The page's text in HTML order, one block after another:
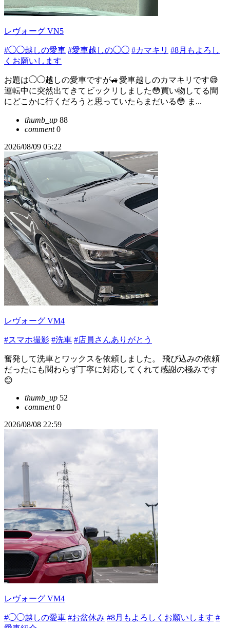
レヴォーグ VN5
#◯◯越しの愛車 #愛車越しの◯◯ #カマキリ #8月もよろし
くお願いします
お題は◯◯越しの愛車ですが🚙愛車越しのカマキリです😅
運転中に突然出てきてビックリしました😳買い物してる間
にどこかに行くだろうと思っていたらまだいる😳 ま...
thumb_up 88
comment0
2026/08/09 05:22
レヴォーグ VM4
#スマホ撮影 #洗車 #店員さんありがとう
奮発して洗車とワックスを依頼しました。 飛び込みの依頼
だったにも関わらず丁寧に対応してくれて感謝の極みです
😊
thumb_up 52
comment0
2026/08/08 22:59
レヴォーグ VM4
#◯◯越しの愛車 #お盆休み #8月もよろしくお願いします #